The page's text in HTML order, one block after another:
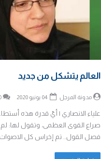
العالم يتشكل من جديد
مدونة المرجل
علياء الانصاري | أيّ قدرة هذه
صراع القوى العظمى، وتقول لها:
فصل القول.. تم إخراس كل الاصوات.